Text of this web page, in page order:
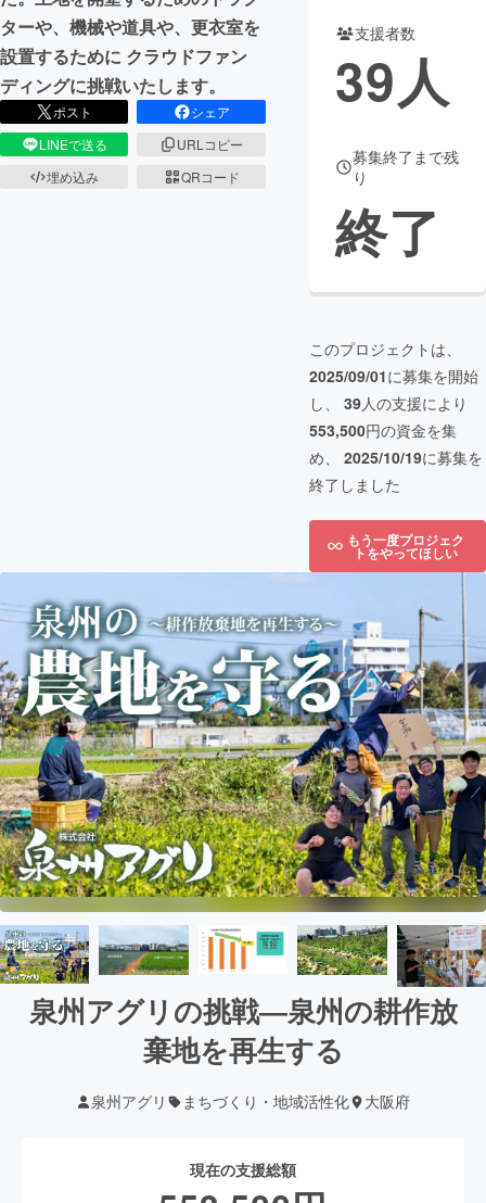
ターや、機械や道具や、更衣室を
設置するために クラウドファン
ディングに挑戦いたします。
ポスト
シェア
LINEで送る
URLコピー
埋め込み
QRコード
支援者数
39人
募集終了まで残
り
終了
このプロジェクトは、
2025/09/01に募集を開始
し、 39人の支援により
553,500円の資金を集
め、 2025/10/19に募集を
終了しました
もう一度プロジェク
トをやってほしい
泉州アグリの挑戦―泉州の耕作放
棄地を再生する
泉州アグリ まちづくり・地域活性化 大阪府
現在の支援総額